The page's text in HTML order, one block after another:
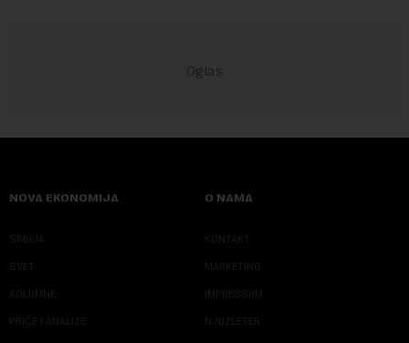
NOVA EKONOMIJA
SRBIJA
SVET
KOLUMNE
PRIČE I ANALIZE
O NAMA
KONTAKT
MARKETING
IMPRESSUM
NJUZLETER